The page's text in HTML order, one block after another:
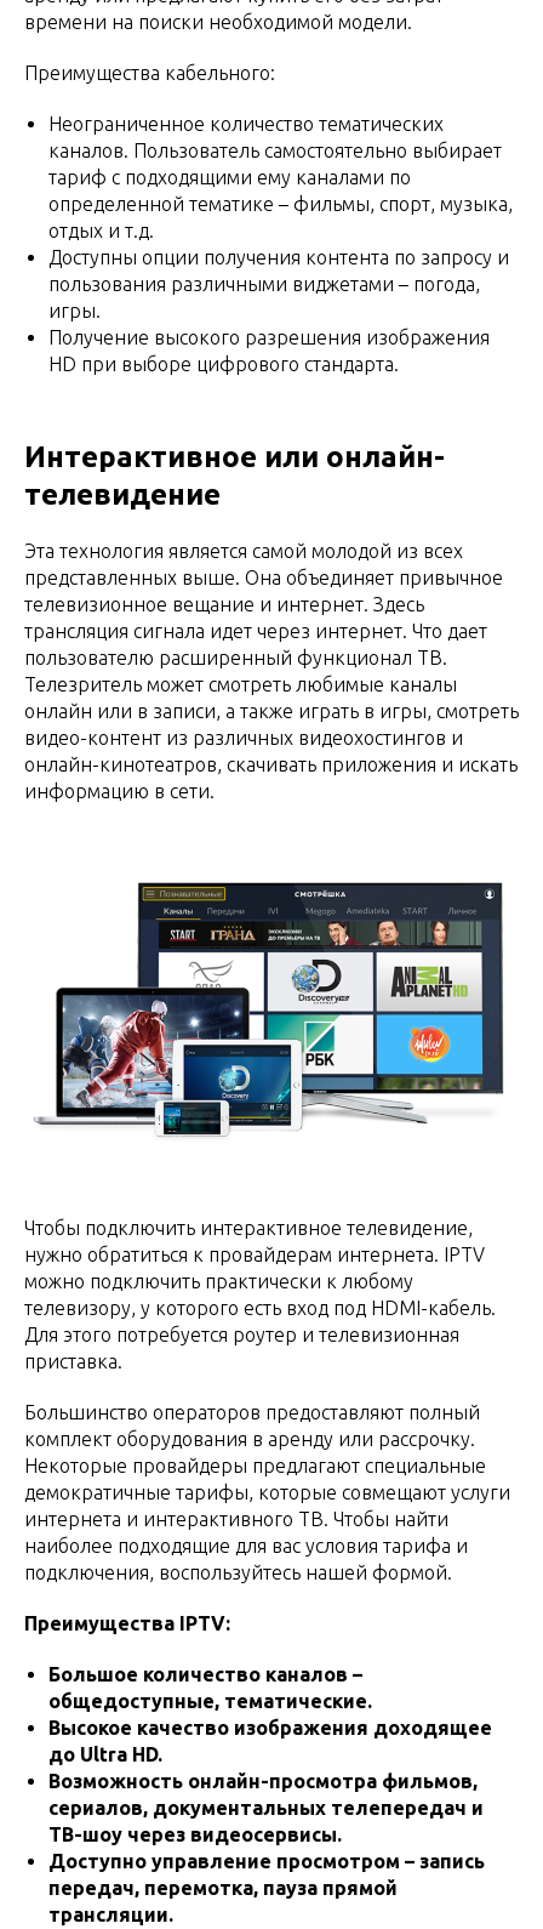
времени на поиски необходимой модели.
Преимущества кабельного:
Неограниченное количество тематических
каналов. Пользователь самостоятельно выбирает
тариф с подходящими ему каналами по
определенной тематике – фильмы, спорт, музыка,
отдых и т.д.
Доступны опции получения контента по запросу и
пользования различными виджетами – погода,
игры.
Получение высокого разрешения изображения
HD при выборе цифрового стандарта.
Интерактивное или онлайн-
телевидение
Эта технология является самой молодой из всех
представленных выше. Она объединяет привычное
телевизионное вещание и интернет. Здесь
трансляция сигнала идет через интернет. Что дает
пользователю расширенный функционал ТВ.
Телезритель может смотреть любимые каналы
онлайн или в записи, а также играть в игры, смотреть
видео-контент из различных видеохостингов и
онлайн-кинотеатров, скачивать приложения и искать
информацию в сети.
Чтобы подключить интерактивное телевидение,
нужно обратиться к провайдерам интернета. IPTV
можно подключить практически к любому
телевизору, у которого есть вход под HDMI-кабель.
Для этого потребуется роутер и телевизионная
приставка.
Большинство операторов предоставляют полный
комплект оборудования в аренду или рассрочку.
Некоторые провайдеры предлагают специальные
демократичные тарифы, которые совмещают услуги
интернета и интерактивного ТВ. Чтобы найти
наиболее подходящие для вас условия тарифа и
подключения, воспользуйтесь нашей формой.
Преимущества IPTV:
Большое количество каналов –
общедоступные, тематические.
Высокое качество изображения доходящее
до Ultra HD.
Возможность онлайн-просмотра фильмов,
сериалов, документальных телепередач и
ТВ-шоу через видеосервисы.
Доступно управление просмотром – запись
передач, перемотка, пауза прямой
трансляции.